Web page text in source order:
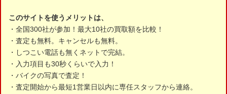
このサイトを使うメリットは、
・全国300社が参加！最大10社の買取額を比較！
・査定も無料。キャンセルも無料。
・しつこい電話も無くネットで完結。
・入力項目も30秒くらいで入力！
・バイクの写真で査定！
・査定開始から最短1営業日以内に専任スタッフから連絡。